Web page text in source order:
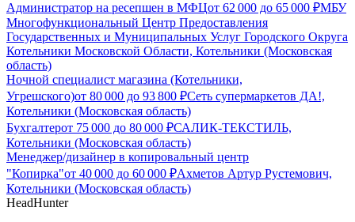
Администратор на ресепшен в МФЦот 62 000 до 65 000 ₽МБУ
Многофункциональный Центр Предоставления
Государственных и Муниципальных Услуг Городского Округа
Котельники Московской Области, Котельники (Московская
область)
Ночной специалист магазина (Котельники,
Угрешского)от 80 000 до 93 800 ₽Сеть супермаркетов ДА!,
Котельники (Московская область)
Бухгалтерот 75 000 до 80 000 ₽САЛИК-ТЕКСТИЛЬ,
Котельники (Московская область)
Менеджер/дизайнер в копировальный центр
"Копирка"от 40 000 до 60 000 ₽Ахметов Артур Рустемович,
Котельники (Московская область)
HeadHunter